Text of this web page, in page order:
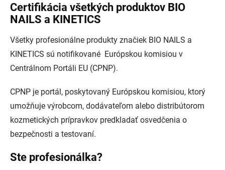
Certifikácia všetkých produktov BIO
NAILS a KINETICS
Všetky profesionálne produkty značiek BIO NAILS a
KINETICS sú notifikované Európskou komisiou v
Centrálnom Portáli EU (CPNP).
CPNP je portál, poskytovaný Európskou komisiou, ktorý
umožňuje výrobcom, dodávateľom alebo distribútorom
kozmetických prípravkov predkladať osvedčenia o
bezpečnosti a testovaní.
Ste profesionálka?